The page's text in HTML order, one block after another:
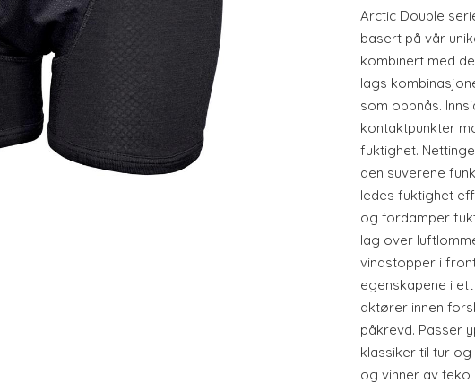
Arctic Double
basert på vår
kombinert med
lags
som oppnås.
kontaktpunkter
fuktighet.
den suverene
ledes fuktighet
og fordamper
lag over
vindstopper i
egenskapene i
aktører innen
påkrevd. Passer
klassiker til tur
og vinner av teko